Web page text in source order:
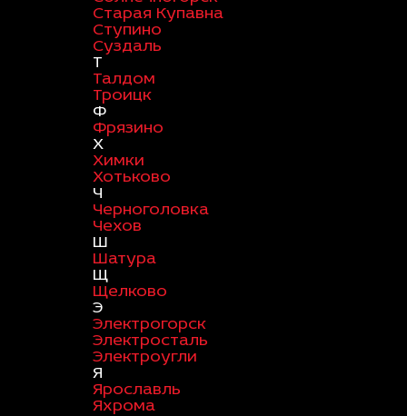
Старая Купавна
Ступино
Суздаль
Т
Талдом
Троицк
Ф
Фрязино
Х
Химки
Хотьково
Ч
Черноголовка
Чехов
Ш
Шатура
Щ
Щелково
Э
Электрогорск
Электросталь
Электроугли
Я
Ярославль
Яхрома